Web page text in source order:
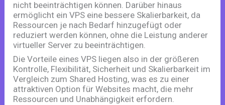
nicht beeinträchtigen können. Darüber hinaus
ermöglicht ein VPS eine bessere Skalierbarkeit, da
Ressourcen je nach Bedarf hinzugefügt oder
reduziert werden können, ohne die Leistung anderer
virtueller Server zu beeinträchtigen.
Die Vorteile eines VPS liegen also in der größeren
Kontrolle, Flexibilität, Sicherheit und Skalierbarkeit im
Vergleich zum Shared Hosting, was es zu einer
attraktiven Option für Websites macht, die mehr
Ressourcen und Unabhängigkeit erfordern.